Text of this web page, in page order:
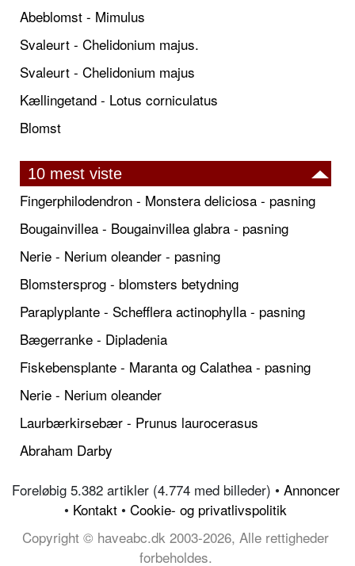
Abeblomst - Mimulus
Svaleurt - Chelidonium majus.
Svaleurt - Chelidonium majus
Kællingetand - Lotus corniculatus
Blomst
10 mest viste
Fingerphilodendron - Monstera deliciosa - pasning
Bougainvillea - Bougainvillea glabra - pasning
Nerie - Nerium oleander - pasning
Blomstersprog - blomsters betydning
Paraplyplante - Schefflera actinophylla - pasning
Bægerranke - Dipladenia
Fiskebensplante - Maranta og Calathea - pasning
Nerie - Nerium oleander
Laurbærkirsebær - Prunus laurocerasus
Abraham Darby
Foreløbig 5.382 artikler (4.774 med billeder) • Annoncer
• Kontakt • Cookie- og privatlivspolitik
Copyright © haveabc.dk 2003-2026, Alle rettigheder
forbeholdes.